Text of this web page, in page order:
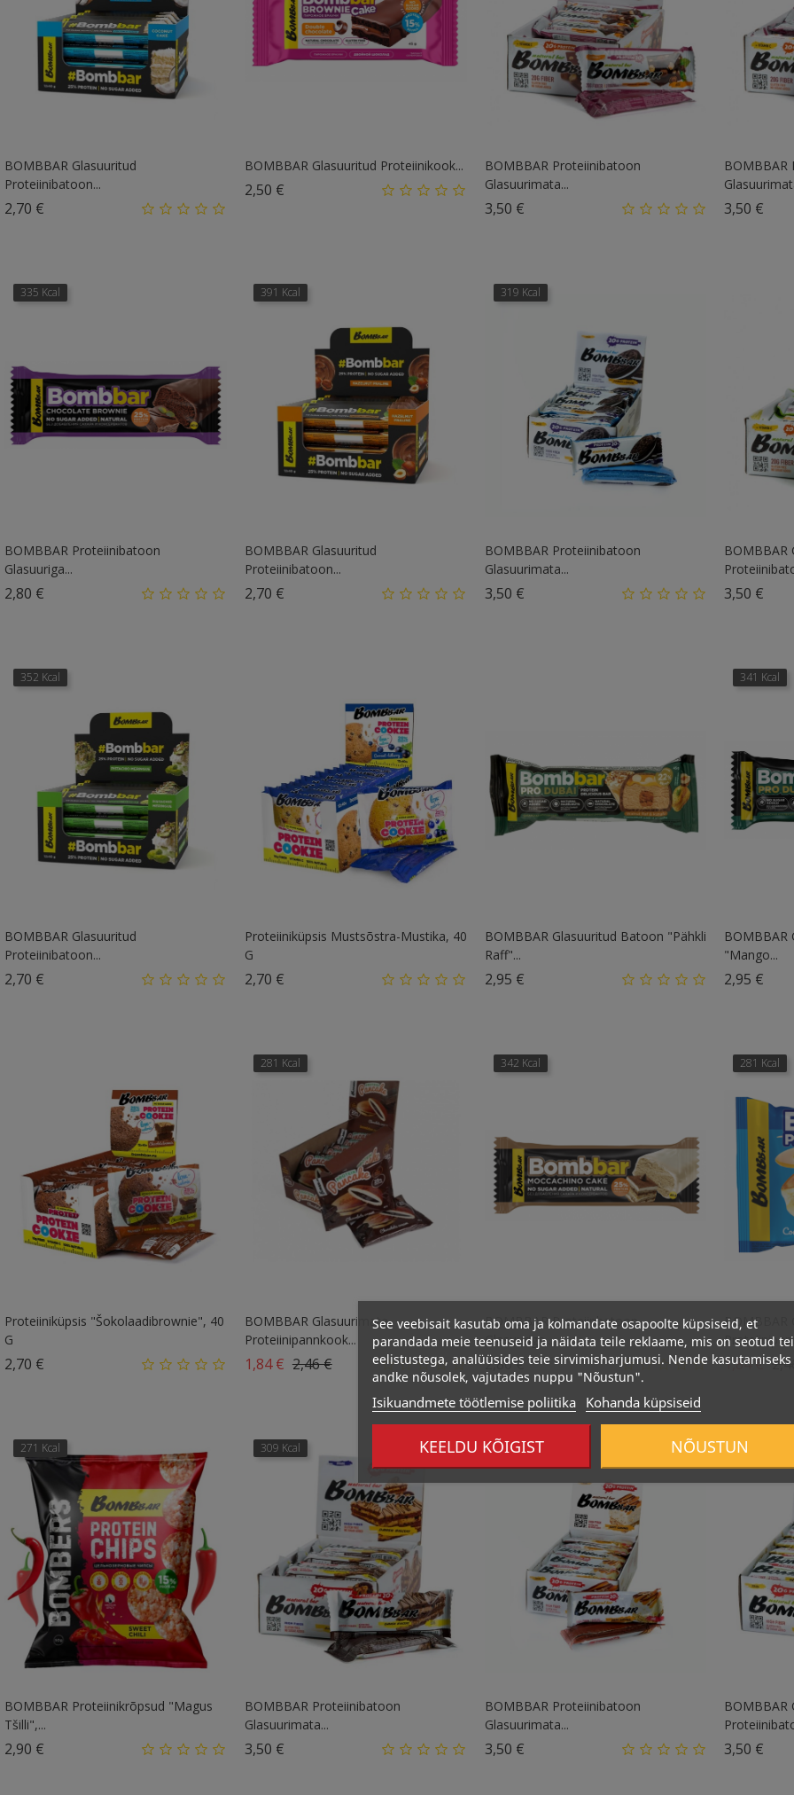
BOMBBAR Glasuuritud
Proteiinibatoon...
2,70 €
BOMBBAR Glasuuritud Proteiinikook...
2,50 €Hind
BOMBBAR Proteiinibatoon
Glasuurimata...
3,50 €Hind 3,50 €
335 Kcal
BOMBBAR Proteiinibatoon
Glasuuriga...
2,80 €
391 Kcal
BOMBBAR Glasuuritud
Proteiinibatoon...
2,70 €Hind
319 Kcal
BOMBBAR Proteiinibatoon
Glasuurimata...
3,50 €Hind
BOMBBAR
3,50 €
352 Kcal
BOMBBAR Glasuuritud
Proteiinibatoon...
2,70 €
Proteiiniküpsis Mustsõstra-Mustika, 40
G
2,70 €Hind
BOMBBAR Glasuuritud Batoon "Pähkli
Raff"...
2,95 €Hind
341 Kcal
BOMBBAR
"Mango...
2,95 €
Proteiiniküpsis "Šokolaadibrownie", 40
G
2,70 €
281 Kcal
BOMBBAR Glasuurimata
Proteiinipannkook...
1,84 € Tavahind
2,46 €Hind
342 Kcal
BOMBBAR Proteiinbatoon
Glasuuriga...
2,80 €Hind
281 Kcal
BOMBBAR
1,84 €
271 Kcal
BOMBBAR Proteiinikrõpsud "Magus
Tšilli",...
2,90 €
309 Kcal
BOMBBAR Proteiinibatoon
Glasuurimata...
3,50 €Hind
332 Kcal
BOMBBAR Proteiinibatoon
Glasuurimata...
3,50 €Hind
294 Kcal
BOMBBAR
3,50 €
See veebisait kasutab oma ja kolmandate osapoolte küpsiseid, et
parandada meie teenuseid ja näidata teile reklaame, mis on seotud
eelistustega, analüüsides teie sirvimisharjumusi. Nende kasutamiseks
andke nõusolek, vajutades nuppu "Nõustun".
Isikuandmete töötlemise poliitika Kohanda küpsiseid
KEELDU KÕIGIST NÕUSTUN